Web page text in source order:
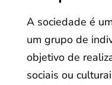
A sociedade é
um grupo de
objetivo de
sociais ou